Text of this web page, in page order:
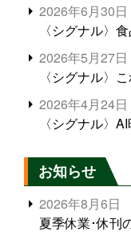
2026年6月30日
〈シグナル〉
2026年5月27日
〈シグナル〉
2026年4月24日
〈シグナル〉
お知らせ
2026年8月6日
夏季休業･休刊